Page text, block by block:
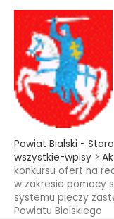
treści
Przejdź
treści
Powiat Bialski -
wszystkie-wpisy >
konkursu ofert na
w zakresie pomocy
systemu pieczy
Powiatu Bialskiego